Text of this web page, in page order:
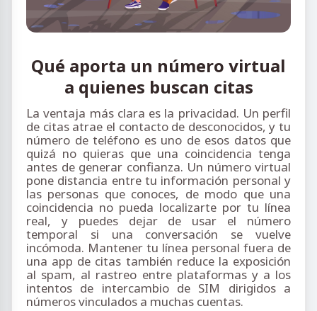
Qué aporta un número virtual
a quienes buscan citas
La ventaja más clara es la privacidad. Un perfil
de citas atrae el contacto de desconocidos, y tu
número de teléfono es uno de esos datos que
quizá no quieras que una coincidencia tenga
antes de generar confianza. Un número virtual
pone distancia entre tu información personal y
las personas que conoces, de modo que una
coincidencia no pueda localizarte por tu línea
real, y puedes dejar de usar el número
temporal si una conversación se vuelve
incómoda. Mantener tu línea personal fuera de
una app de citas también reduce la exposición
al spam, al rastreo entre plataformas y a los
intentos de intercambio de SIM dirigidos a
números vinculados a muchas cuentas.